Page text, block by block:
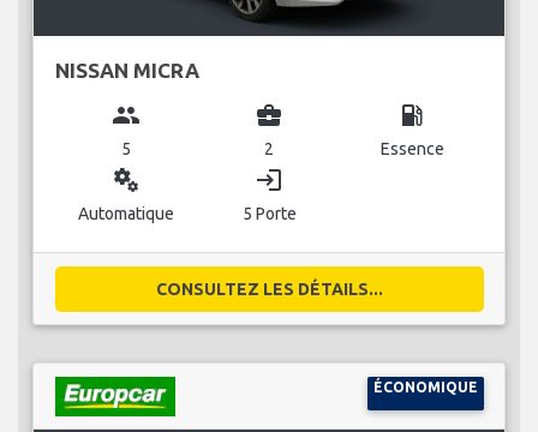
NISSAN MICRA
group
5
business_center
2
local_gas_station
Essence
miscellaneous_services
Automatique
login
5 Porte
CONSULTEZ LES DÉTAILS...
ÉCONOMIQUE